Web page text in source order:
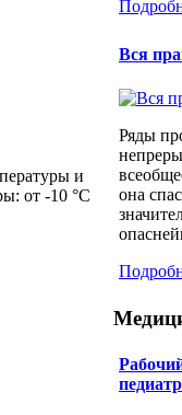
и
от -10 °C
Вся
Ряды
она